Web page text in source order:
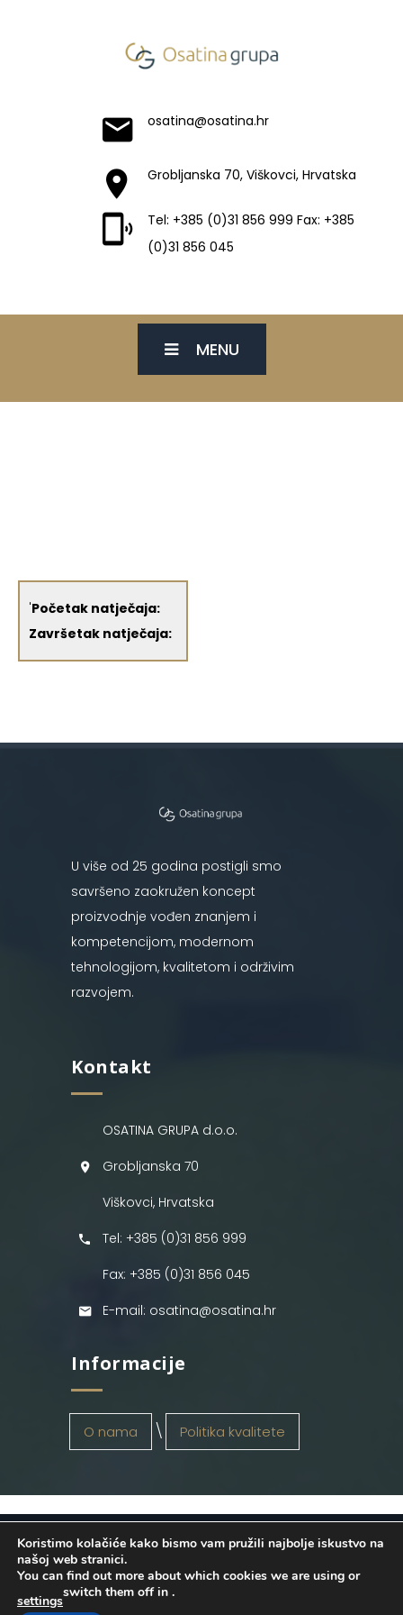
osatina@osatina.hr
Grobljanska 70, Viškovci, Hrvatska
Tel: +385 (0)31 856 999 Fax: +385
(0)31 856 045
MENU
'Početak natječaja:
Završetak natječaja:
U više od 25 godina postigli smo
savršeno zaokružen koncept
proizvodnje vođen znanjem i
kompetencijom, modernom
tehnologijom, kvalitetom i održivim
razvojem.
Kontakt
OSATINA GRUPA d.o.o.
Grobljanska 70
Viškovci, Hrvatska
Tel: +385 (0)31 856 999
Fax: +385 (0)31 856 045
E-mail: osatina@osatina.hr
Informacije
O nama Politika kvalitete
OSATINA GRUPA d.o.o. 2026
. Configured
byINFOS Osijek. Sva prava pridržana.
Koristimo kolačiće kako bismo vam pružili najbolje iskustvo na
našoj web stranici.
You can find out more about which cookies we are using or
switch them off in
settings
.